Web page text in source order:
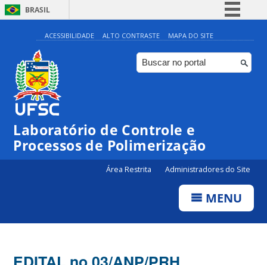
BRASIL
Simplifique!
Comunica BR
Participe
Canais
ACESSIBILIDADE ALTO CONTRASTE MAPA DO SITE
Laboratório de Controle e
Processos de Polimerização
Área Restrita Administradores do Site
MENU